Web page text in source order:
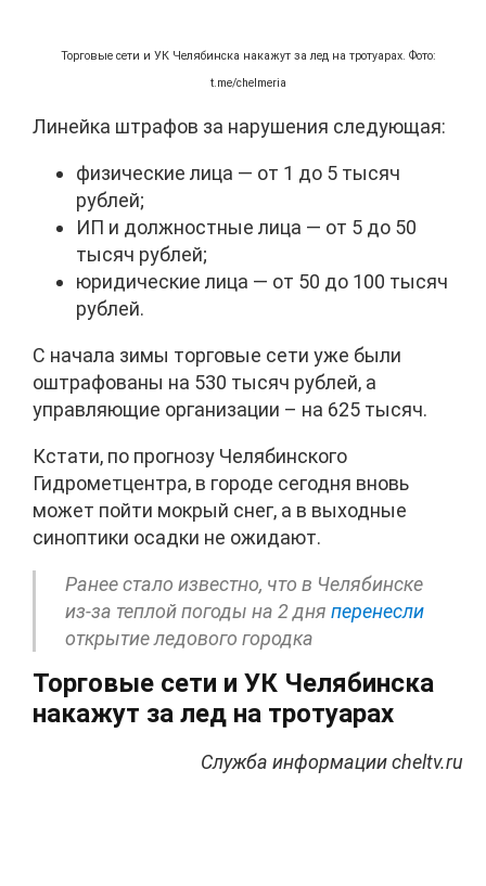
Торговые сети и УК Челябинска накажут за лед на тротуарах. Фото:
t.me/chelmeria
Линейка штрафов за нарушения следующая:
физические лица — от 1 до 5 тысяч
рублей;
ИП и должностные лица — от 5 до 50
тысяч рублей;
юридические лица — от 50 до 100 тысяч
рублей.
С начала зимы торговые сети уже были
оштрафованы на 530 тысяч рублей, а
управляющие организации – на 625 тысяч.
Кстати, по прогнозу Челябинского
Гидрометцентра, в городе сегодня вновь
может пойти мокрый снег, а в выходные
синоптики осадки не ожидают.
Ранее стало известно, что в Челябинске
из-за теплой погоды на 2 дня перенесли
открытие ледового городка
Торговые сети и УК Челябинска
накажут за лед на тротуарах
Служба информации cheltv.ru